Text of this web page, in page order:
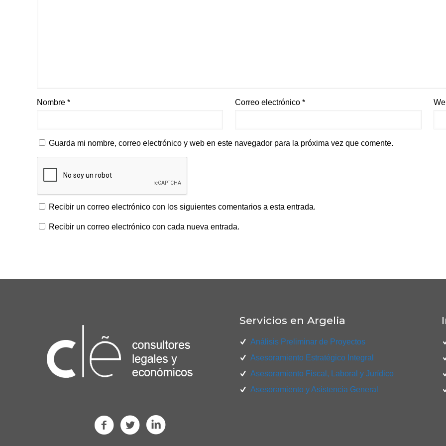
Nombre * Correo electrónico*
Guarda mi nombre, correo electrónico y web en este navegador para la próxima vez que comente.
Recibir un correo electrónico con los siguientes comentarios a esta entrada.
Recibir un correo electrónico con cada nueva entrada.
Servicios en Argelia
Análisis Preliminar de Proyectos
Asesoramiento Estratégico Integral
Asesoramiento Fiscal, Laboral y Jurídico
Asesoramiento y Asistencia General